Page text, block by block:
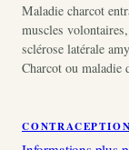
Maladie charcot
muscles
sclérose latérale
Charcot ou maladie